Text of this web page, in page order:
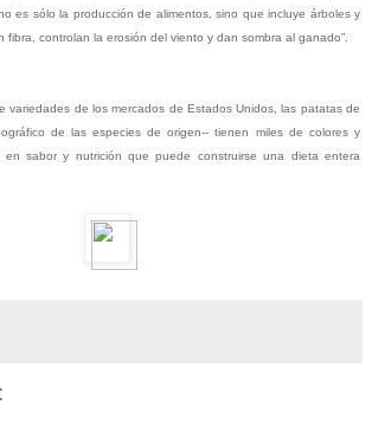
es sólo la producción de alimentos, sino que incluye árboles y
fibra, controlan la erosión del viento y dan sombra al ganado”.
variedades de los mercados de Estados Unidos, las patatas de
de las especies de origen-- tienen miles de colores y
en sabor y nutrición que puede construirse una dieta entera